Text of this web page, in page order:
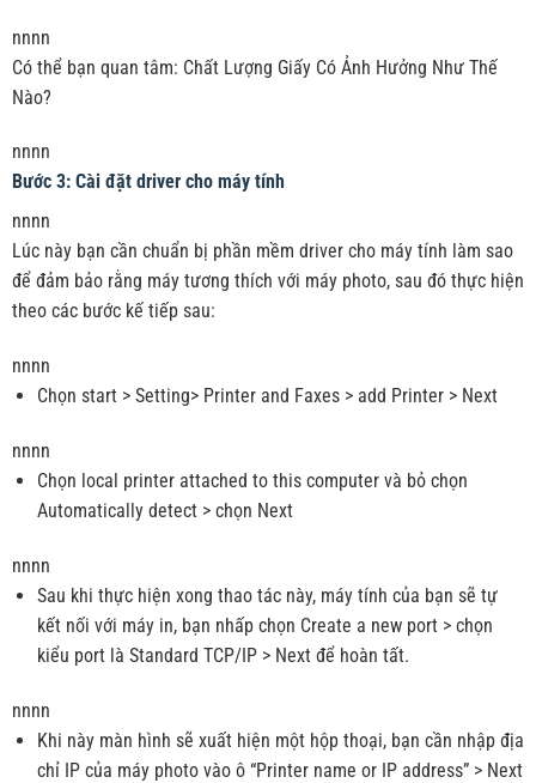
nnnn
Có thể bạn quan tâm: Chất Lượng Giấy Có Ảnh Hưởng Như Thế
Nào?
nnnn
Bước 3: Cài đặt driver cho máy tính
nnnn
Lúc này bạn cần chuẩn bị phần mềm driver cho máy tính làm sao
để đảm bảo rằng máy tương thích với máy photo, sau đó thực hiện
theo các bước kế tiếp sau:
nnnn
Chọn start > Setting> Printer and Faxes > add Printer > Next
nnnn
Chọn local printer attached to this computer và bỏ chọn
Automatically detect > chọn Next
nnnn
Sau khi thực hiện xong thao tác này, máy tính của bạn sẽ tự
kết nối với máy in, bạn nhấp chọn Create a new port > chọn
kiểu port là Standard TCP/IP > Next để hoàn tất.
nnnn
Khi này màn hình sẽ xuất hiện một hộp thoại, bạn cần nhập địa
chỉ IP của máy photo vào ô “Printer name or IP address” > Next